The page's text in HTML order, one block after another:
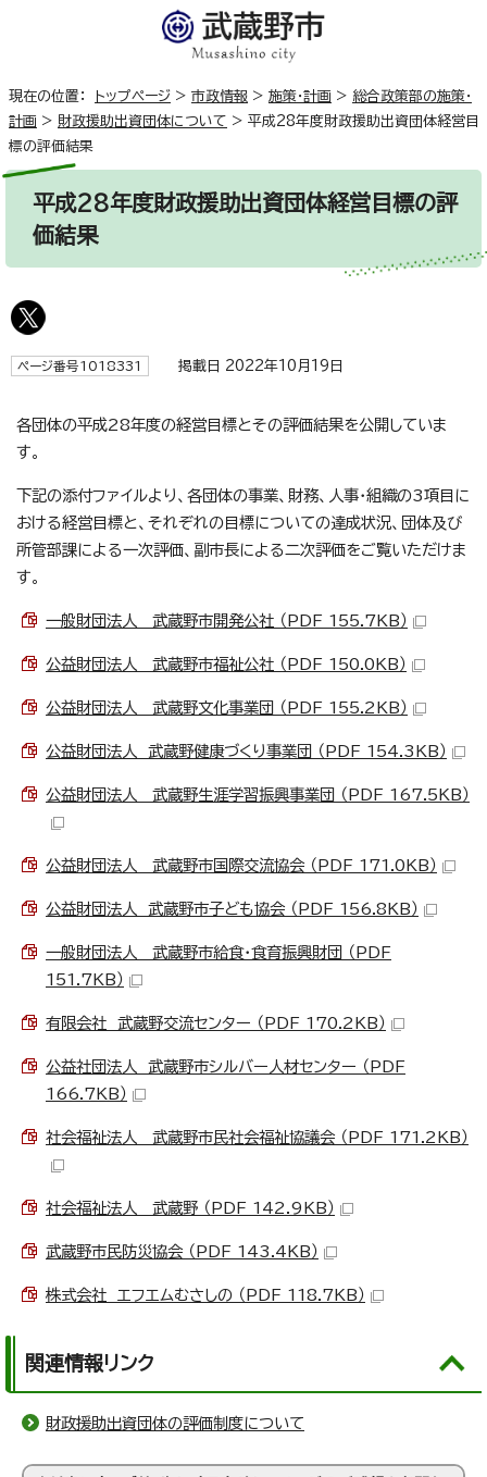
現在の位置： トップページ > 市政情報 > 施策・計画 > 総合政策部の施策・
計画 > 財政援助出資団体について > 平成28年度財政援助出資団体経営目
標の評価結果
平成28年度財政援助出資団体経営目標の評
価結果
ページ番号1018331 掲載日 2022年10月19日
各団体の平成28年度の経営目標とその評価結果を公開していま
す。
下記の添付ファイルより、各団体の事業、財務、人事・組織の3項目に
おける経営目標と、それぞれの目標についての達成状況、団体及び
所管部課による一次評価、副市長による二次評価をご覧いただけま
す。
一般財団法人 武蔵野市開発公社 （PDF 155.7KB）
公益財団法人 武蔵野市福祉公社 （PDF 150.0KB）
公益財団法人 武蔵野文化事業団 （PDF 155.2KB）
公益財団法人 武蔵野健康づくり事業団 （PDF 154.3KB）
公益財団法人 武蔵野生涯学習振興事業団 （PDF 167.5KB）
公益財団法人 武蔵野市国際交流協会 （PDF 171.0KB）
公益財団法人 武蔵野市子ども協会 （PDF 156.8KB）
一般財団法人 武蔵野市給食・食育振興財団 （PDF
151.7KB）
有限会社 武蔵野交流センター （PDF 170.2KB）
公益社団法人 武蔵野市シルバー人材センター （PDF
166.7KB）
社会福祉法人 武蔵野市民社会福祉協議会 （PDF 171.2KB）
社会福祉法人 武蔵野 （PDF 142.9KB）
武蔵野市民防災協会 （PDF 143.4KB）
株式会社 エフエムむさしの （PDF 118.7KB）
関連情報リンク
財政援助出資団体の評価制度について